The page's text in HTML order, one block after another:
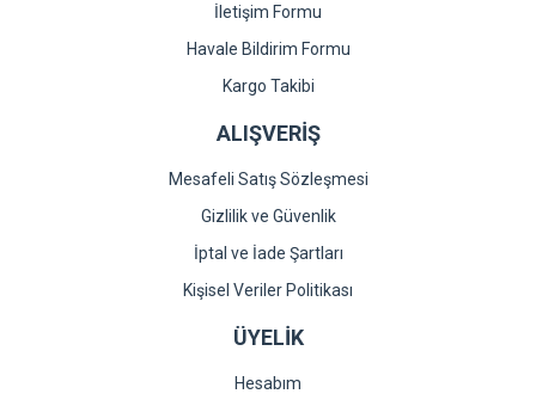
İletişim Formu
Havale Bildirim Formu
Kargo Takibi
ALIŞVERİŞ
Mesafeli Satış Sözleşmesi
Gizlilik ve Güvenlik
İptal ve İade Şartları
Kişisel Veriler Politikası
ÜYELİK
Hesabım